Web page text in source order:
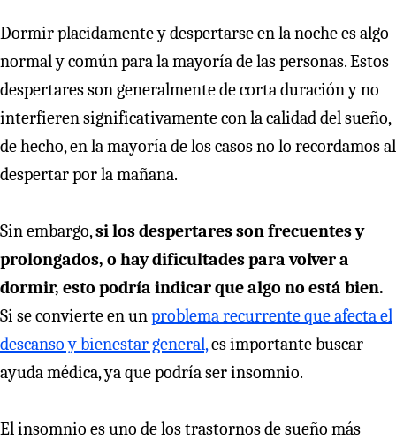
Dormir placidamente y despertarse en la noche es algo
normal y común para la mayoría de las personas. Estos
despertares son generalmente de corta duración y no
interfieren significativamente con la calidad del sueño,
de hecho, en la mayoría de los casos no lo recordamos al
despertar por la mañana.
Sin embargo,si los despertares son frecuentes y
prolongados, o hay dificultades para volver a
dormir, esto podría indicar que algo no está bien.
Si se convierte en unproblema recurrente que afecta el
descanso y bienestar general,es importante buscar
ayuda médica, ya que podría ser insomnio.
El insomnio es uno de los trastornos de sueño más